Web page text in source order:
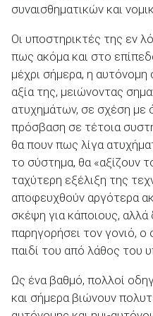
Επιχειρήσεις
ΑΝΑΖΗΤΗΣΗ
συναισθηματικών και
Οι υποστηρικτές της εν
πως ακόμα και στο
μέχρι σήμερα, η αυτόνομη
αξία της, μειώνοντας
ατυχημάτων, σε σχέση με
πρόσβαση σε τέτοια
θα πουν πως λίγα
το σύστημα, θα «αξίζουν
ταχύτερη εξέλιξη της
αποφευχθούν αργότερα
σκέψη για κάποιους,
παρηγορήσει τον γονιό, ο
παιδί του από λάθος του
Ως ένα βαθμό, πολλοί
και σήμερα βιώνουν